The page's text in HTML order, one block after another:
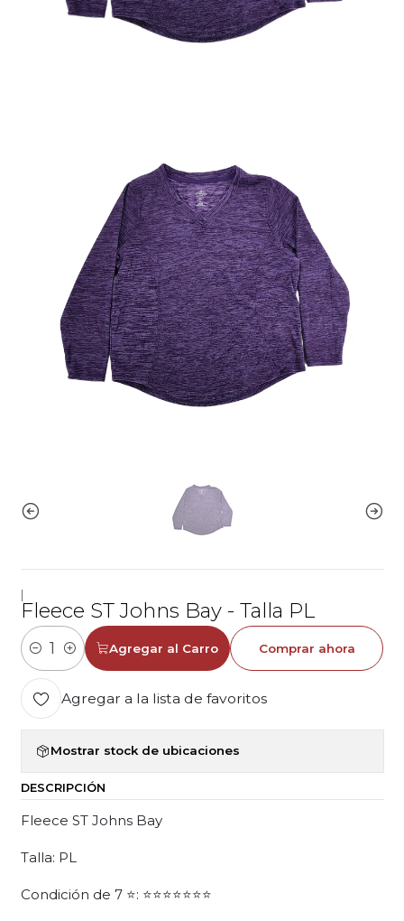
Fleece ST Johns Bay - Talla PL
Cantidad
Agregar al Carro Comprar ahora
Agregar a la lista de favoritos
Mostrar stock de ubicaciones
DESCRIPCIÓN
Fleece ST Johns Bay
Talla: PL
Condición de 7 ⭐: ⭐⭐⭐⭐⭐⭐⭐